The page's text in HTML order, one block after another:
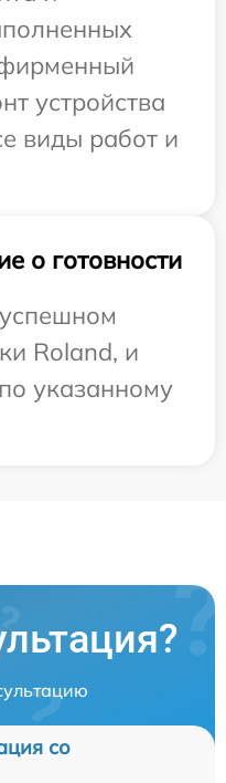
устройства
виды работ и
о готовности
Roland, и
указанному
со